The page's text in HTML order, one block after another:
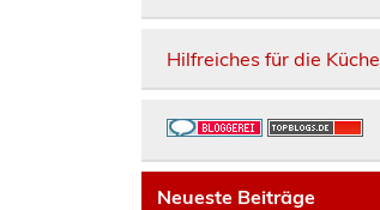
Hilfreiches für die Küche
Neueste Beiträge